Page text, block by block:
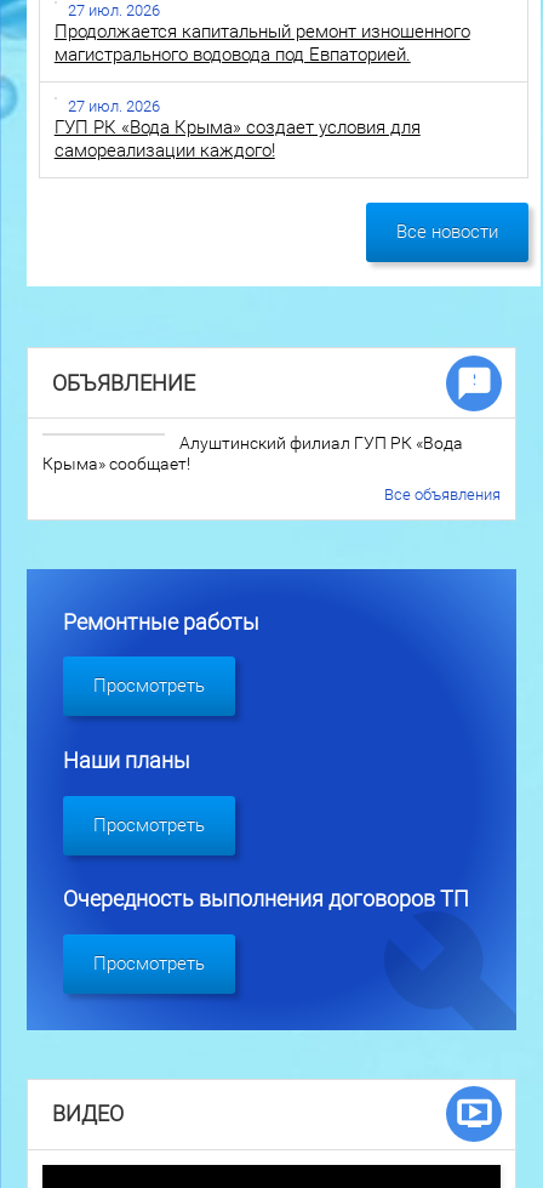
27 июл. 2026
Продолжается капитальный ремонт изношенного
магистрального водовода под Евпаторией.
27 июл. 2026
ГУП РК «Вода Крыма» создает условия для
самореализации каждого!
Все новости
ОБЪЯВЛЕНИЕ
Алуштинский филиал ГУП РК «Вода
Крыма» сообщает!
Все объявления
Ремонтные работы
Просмотреть
Наши планы
Просмотреть
Очередность выполнения договоров ТП
Просмотреть
ВИДЕО